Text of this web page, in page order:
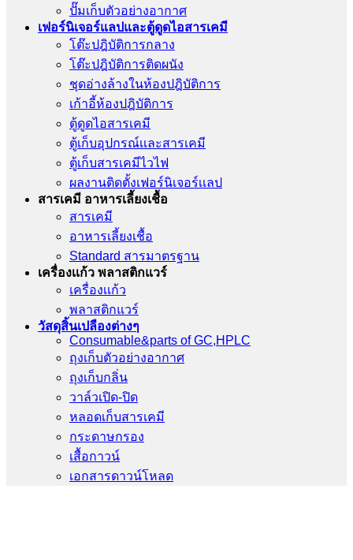
ปั๊มเก็บตัวอย่างอากาศ
เฟอร์นิเจอร์แลปและตู้ดูดไอสารเคมี
โต๊ะปฎิบัติการกลาง
โต๊ะปฎิบัติการติดผนัง
ชุดอ่างล้างในห้องปฎิบัติการ
เก้าอี้ห้องปฎิบัติการ
ตู้ดูดไอสารเคมี
ตู้เก็บอุปกรณ์เเละสารเคมี
ตู้เก็บสารเคมีไวไฟ
ผลงานติดตั้งเฟอร์นิเจอร์เเลป
สารเคมี อาหารเลี้ยงเชื้อ
สารเคมี
อาหารเลี้ยงเชื้อ
Standard สารมาตรฐาน
เครื่องเเก้ว พลาสติกแวร์
เครื่องเเก้ว
พลาสติกแวร์
วัสดุสิ้นเปลืองต่างๆ
Consumable&parts of GC,HPLC
ถุงเก็บตัวอย่างอากาศ
ถุงเก็บกลิ่น
วาล์วเปิด-ปิด
หลอดเก็บสารเคมี
กระดาษกรอง
เสื้อกาวน์
เอกสารดาวน์โหลด